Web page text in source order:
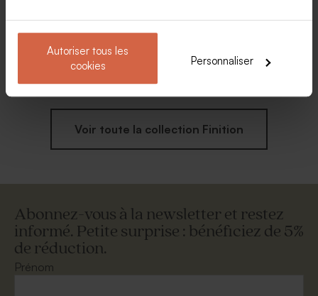
Autoriser tous les
cookies
Personnaliser
Etiquette baptême jolies
Etiquette baptême fleur rose
Voir toute la collection Finition
Abonnez-vous à la newsletter et restez
informé. Petite surprise : bénéficiez de 5%
de réduction.
Prénom